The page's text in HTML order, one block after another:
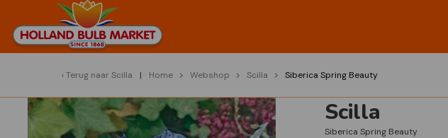
Terug naar Scilla Home Webshop Scilla Siberica Spring Beauty
Scilla
Siberica Spring Beauty